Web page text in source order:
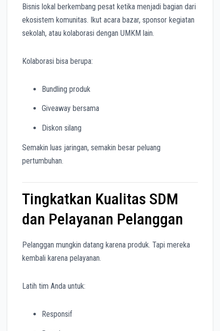
Bisnis lokal berkembang pesat ketika menjadi bagian dari
ekosistem komunitas. Ikut acara bazar, sponsor kegiatan
sekolah, atau kolaborasi dengan UMKM lain.
Kolaborasi bisa berupa:
Bundling produk
Giveaway bersama
Diskon silang
Semakin luas jaringan, semakin besar peluang
pertumbuhan.
Tingkatkan Kualitas SDM
dan Pelayanan Pelanggan
Pelanggan mungkin datang karena produk. Tapi mereka
kembali karena pelayanan.
Latih tim Anda untuk:
Responsif